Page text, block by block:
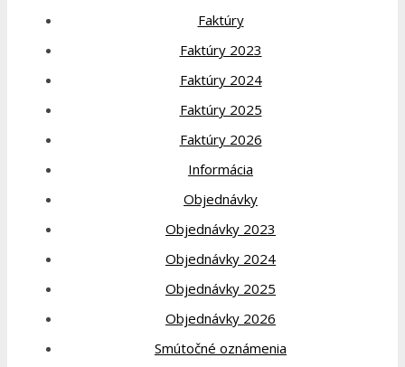
Faktúry
Faktúry 2023
Faktúry 2024
Faktúry 2025
Faktúry 2026
Informácia
Objednávky
Objednávky 2023
Objednávky 2024
Objednávky 2025
Objednávky 2026
Smútočné oznámenia